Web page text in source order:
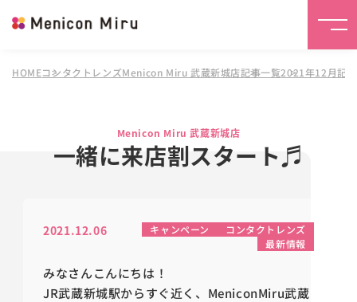
HOMEコンタクトレンズMenicon Miru 武蔵新城店記事一覧2021年12月記
Menicon Miru 武蔵新城店
一緒に来店割スタート♬
2021.12.06 キャンペーン
コンタクトレンズ
最新情報
みなさんこんにちは！
JR武蔵新城駅からすぐ近く、MeniconMiru武蔵